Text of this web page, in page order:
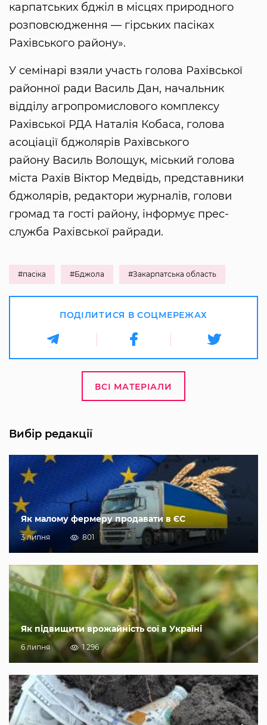
карпатських бджіл в місцях природного
розповсюдження — гірських пасіках
Рахівського району».
У семінарі взяли участь голова Рахівської
районної ради Василь Дан, начальник
відділу агропромислового комплексу
Рахівської РДА Наталія Кобаса, голова
асоціації бджолярів Рахівського
району Василь Волощук, міський голова
міста Рахів Віктор Медвідь, представники
бджолярів, редактори журналів, голови
громад та гості району, інформує прес-
служба Рахівської райради.
#пасіка #Бджола #Закарпатська область
ПОДІЛИТИСЯ В СОЦМЕРЕЖАХ
ВСІ МАТЕРІАЛИ
Вибір редакції
Як малому фермеру продавати в ЄС
3 липня 801
Як підвищити врожайність сої в Україні
6 липня 1 296